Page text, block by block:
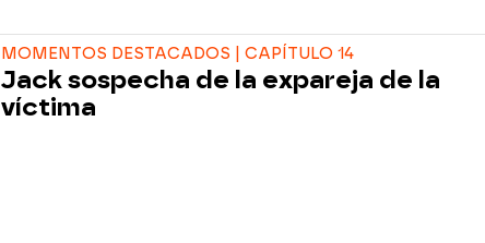
MOMENTOS DESTACADOS | CAPÍTULO 14
Jack sospecha de la expareja de la
víctima